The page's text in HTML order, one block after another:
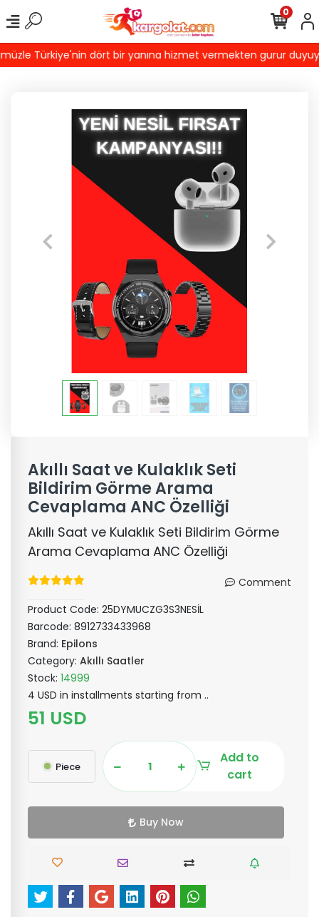
Türkiye'nin dört bir yanına hizmet vermekten gurur
0
Akıllı Saat ve Kulaklık Seti
Bildirim Görme Arama
Cevaplama ANC Özelliği
Akıllı Saat ve Kulaklık Seti Bildirim Görme
Arama Cevaplama ANC Özelliği
Comment
Product Code: 25DYMUCZG3S3NESİL
Barcode: 8912733433968
Brand: Epilons
Category: Akıllı Saatler
Stock: 14999
4 USD in installments starting from ..
51 USD
Piece
Add to
cart
Buy Now